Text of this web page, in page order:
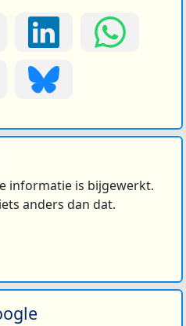
informatie is bijgewerkt.
anders dan dat.